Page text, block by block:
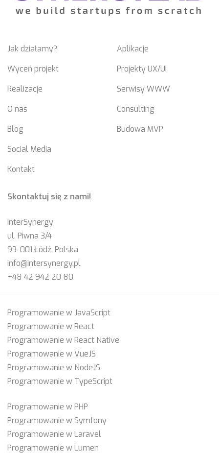
Jak działamy?
Wyceń projekt
Realizacje
O nas
Blog
Social Media
Kontakt
Aplikacje
Projekty UX/UI
Serwisy WWW
Consulting
Budowa MVP
Skontaktuj się z nami!
InterSynergy
ul. Piwna 3/4
93-001 Łódź, Polska
info@intersynergy.pl
+48 42 942 20 80
Programowanie w JavaScript
Programowanie w React
Programowanie w React Native
Programowanie w VueJS
Programowanie w NodeJS
Programowanie w TypeScript
Programowanie w PHP
Programowanie w Symfony
Programowanie w Laravel
Programowanie w Lumen